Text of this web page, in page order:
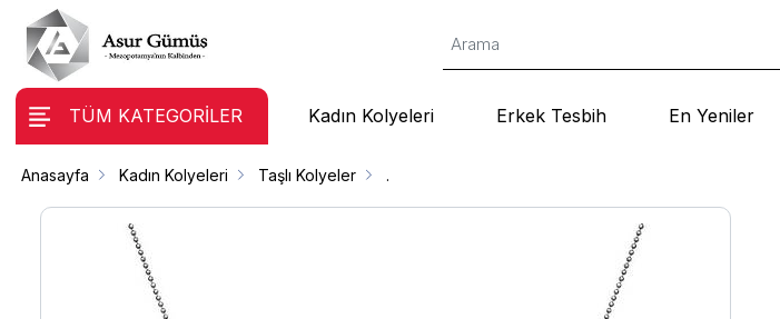
TÜM KATEGORİLER Kadın Kolyeleri Erkek Tesbih En Yeniler
Anasayfa Kadın Kolyeleri Taşlı Kolyeler .